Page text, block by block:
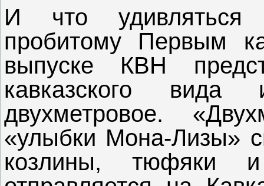
И что удивляться
пробитому Первым
выпуске КВН
кавказского
двухметровое.
«улыбки Мона-Лизы»
козлины, тюфяки